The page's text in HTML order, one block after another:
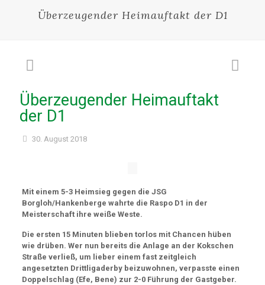
Überzeugender Heimauftakt der D1
Überzeugender Heimauftakt
der D1
30. August 2018
Mit einem 5-3 Heimsieg gegen die JSG
Borgloh/Hankenberge wahrte die Raspo D1 in der
Meisterschaft ihre weiße Weste.
Die ersten 15 Minuten blieben torlos mit Chancen hüben
wie drüben. Wer nun bereits die Anlage an der Kokschen
Straße verließ, um lieber einem fast zeitgleich
angesetzten Drittligaderby beizuwohnen, verpasste einen
Doppelschlag (Efe, Bene) zur 2-0 Führung der Gastgeber.